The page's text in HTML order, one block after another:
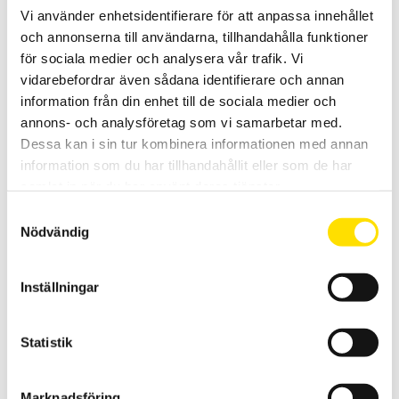
Vi använder enhetsidentifierare för att anpassa innehållet
och annonserna till användarna, tillhandahålla funktioner
för sociala medier och analysera vår trafik. Vi
vidarebefordrar även sådana identifierare och annan
information från din enhet till de sociala medier och
annons- och analysföretag som vi samarbetar med.
Dessa kan i sin tur kombinera informationen med annan
information som du har tillhandahållit eller som de har
Nödvändig
Inställningar
Statistik
Elektroder generellt
Vi har ett brett sortiment av elektroder för pH- mätning
konduktivitet samt Redox. Vi levererar dessa med BNC-, S7-, DIN-,
DIN 8-pol IP67 eller TV kontakter.
CA10001 & CA10002 pH-mätare med